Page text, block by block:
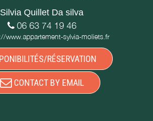
Silvia Quillet Da silva
06 63 74 19 46
www.appartement-sylvia-moliets.fr
RÉSERVATION
CONTACT BY EMAIL